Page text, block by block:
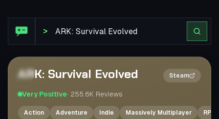
>
2×
ARK: Survival Evolved Steam
Very Positive· 255.6K Reviews
Action Adventure Indie Massively Multiplayer RPG